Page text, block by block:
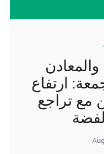
ارتفاع
مع تراجع